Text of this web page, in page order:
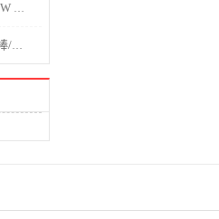
LED燈 PREANFA 36W 方形 LED光療燈 LXIAPF*****
Pregel-100/180磨砂棒/灰色